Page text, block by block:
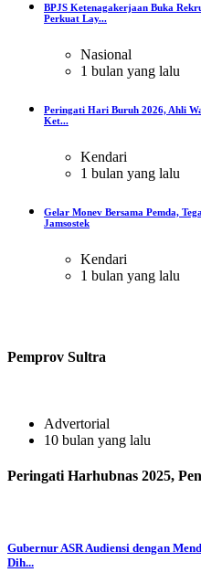
BPJS Ketenagakerjaan Buka
Perkuat Lay...
Nasional
1 bulan yang lalu
Peringati Hari Buruh 2026, Ahli
Ket...
Kendari
1 bulan yang lalu
Gelar Monev Bersama Pemda,
Jamsostek
Kendari
1 bulan yang lalu
Pemprov Sultra
Advertorial
10 bulan yang lalu
Peringati Harhubnas 2025,
Gubernur ASR Audiensi dengan
Dih...